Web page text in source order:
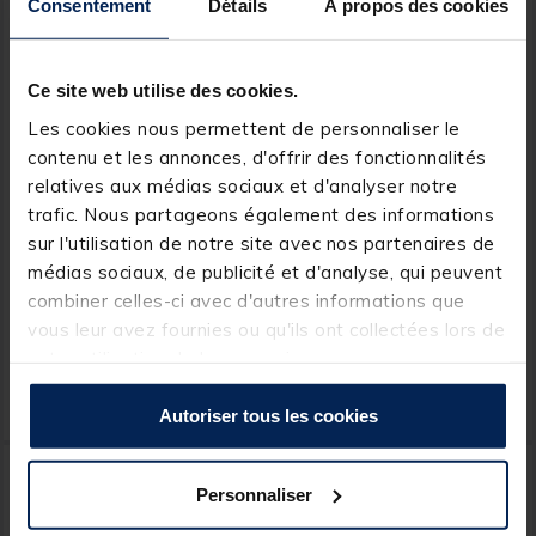
Consentement Détails À propos des cookies
Ce site web utilise des cookies.
Les cookies nous permettent de personnaliser le
contenu et les annonces, d'offrir des fonctionnalités
relatives aux médias sociaux et d'analyser notre
trafic. Nous partageons également des informations
sur l'utilisation de notre site avec nos partenaires de
médias sociaux, de publicité et d'analyse, qui peuvent
combiner celles-ci avec d'autres informations que
vous leur avez fournies ou qu'ils ont collectées lors de
Autoriser tous les cookies
Personnaliser
Hameçons montés Hm Rs
competition Surfcasting /
Fluoro
4,00 €
Expédition sous 24 h
Hameçons Montés Sasori
First Mer 100cm (x10)
1,99 €
Expédition sous 24 h
NOUVEAU